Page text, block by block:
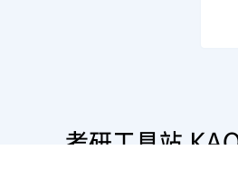
考研工具站